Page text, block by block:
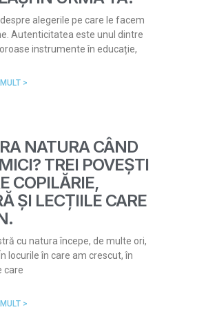
alegerile pe care le facem
Autenticitatea este unul dintre
instrumente în educație,
>
NATURA CÂND
TREI POVEȘTI
COPILĂRIE,
ȘI LECȚIILE CARE
cu natura începe, de multe ori,
locurile în care am crescut, în
care
>